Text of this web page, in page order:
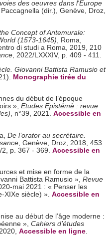
des oeuvres dans l'Europe
(dir.), Genève, Droz,
Concept of Antemurale:
(1573-1645), Roma,
di studi a Roma, 2019, 210
, 2022/LXXXIV, p. 409 - 411.
Giovanni Battista Ramusio et
Monographie tirée du
du début de l’époque
», Etudes Epistémè : revue
, n°39, 2021. Accessible en
De l’orator au secrétaire.
, Genève, Droz, 2018, 453
p. 367 - 369.
Accessible en
et mise en forme de la
Battista Ramusio », Revue
mai 2021 : « Penser les
XIXe siècle) ». Accessible en
au début de l’âge moderne :
», Cahiers d’études
Accessible en ligne.